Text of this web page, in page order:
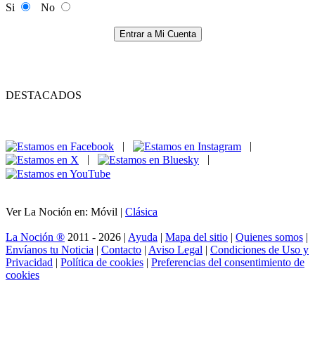
Si
No
Entrar a Mi Cuenta
DESTACADOS
|
|
|
|
Ver La Noción en: Móvil | Clásica
La Noción ® 2011 - 2026 | Ayuda | Mapa del sitio | Quienes somos |
Envíanos tu Noticia | Contacto | Aviso Legal | Condiciones de Uso y
Privacidad | Política de cookies | Preferencias del consentimiento de
cookies